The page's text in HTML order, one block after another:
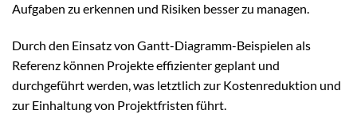
Aufgaben zu erkennen und Risiken besser zu managen.
Durch den Einsatz von Gantt-Diagramm-Beispielen als
Referenz können Projekte effizienter geplant und
durchgeführt werden, was letztlich zur Kostenreduktion und
zur Einhaltung von Projektfristen führt.